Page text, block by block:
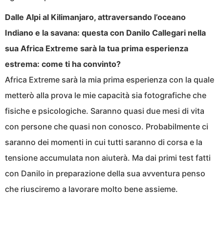
Dalle Alpi al Kilimanjaro, attraversando l’oceano
Indiano e la savana: questa con Danilo Callegari nella
sua Africa Extreme sarà la tua prima esperienza
estrema: come ti ha convinto?
Africa Extreme sarà la mia prima esperienza con la quale
metterò alla prova le mie capacità sia fotografiche che
fisiche e psicologiche. Saranno quasi due mesi di vita
con persone che quasi non conosco. Probabilmente ci
saranno dei momenti in cui tutti saranno di corsa e la
tensione accumulata non aiuterà. Ma dai primi test fatti
con Danilo in preparazione della sua avventura penso
che riusciremo a lavorare molto bene assieme.